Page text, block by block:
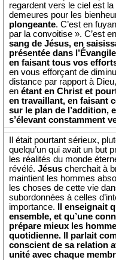
regardent vers le ciel est
demeures pour les
plongeante. C’est en
par la convoitise ». C’est
sang de Jésus, en
présentée dans
en faisant tous vos
en vous efforçant de
distance par rapport à
en étant en Christ et
en travaillant, en faisant
sur le plan de l’addition,
s’élevant constamment
Il était pourtant sérieux,
quelqu’un qui avait un but
les réalités du monde
révélé. Jésuscherchait à
maintient les hommes
les choses de cette vie
subordonnées à celles
importance.
Il enseignait
ensemble, et qu’une
prépare mieux les
quotidienne. Il parlait
conscient de sa relation
unité avec chaque